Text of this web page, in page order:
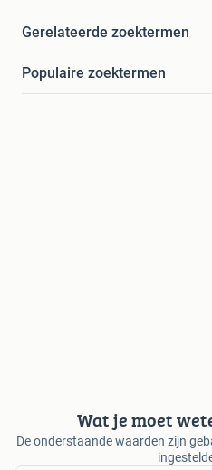
Gerelateerde zoektermen
Populaire zoektermen
Wat je moet
De onderstaande waarden zijn